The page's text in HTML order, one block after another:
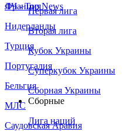
Франция
Нидерланды
Турция
Португалия
Бельгия
МЛС
Саудовская Аравия
ЛЧ - Top News
Первая лига
Вторая лига
Кубок Украины
Суперкубок Украины
Сборная Украины
Сборные
Лига наций